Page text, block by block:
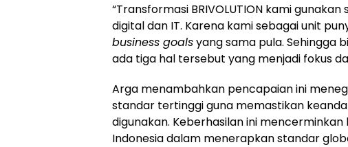
“Transformasi BRIVOLUTION kami gunakan
digital dan IT. Karena kami sebagai unit
business goalsyang sama pula. Sehingga
ada tiga hal tersebut yang menjadi fokus
Arga menambahkan pencapaian ini
standar tertinggi guna memastikan
digunakan. Keberhasilan ini mencerminkan
Indonesia dalam menerapkan standar